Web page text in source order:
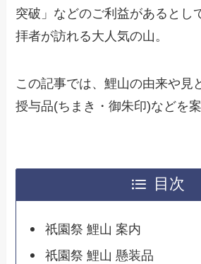
突破」などのご利益があるとし
拝者が訪れる大人気の山。
この記事では、鯉山の由来や見
授与品(ちまき・御朱印)などを案
目次
祇園祭 鯉山 案内
祇園祭 鯉山 懸装品